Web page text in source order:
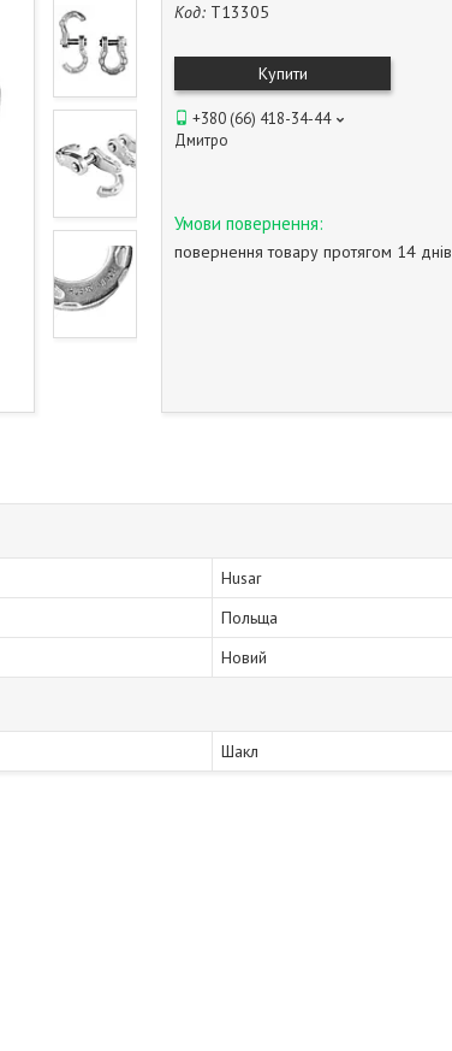
Код: T13305
Купити
+380 (66) 418-34-44
Дмитро
повернення товару протягом 14 днів
Husar
Польща
Новий
Шакл